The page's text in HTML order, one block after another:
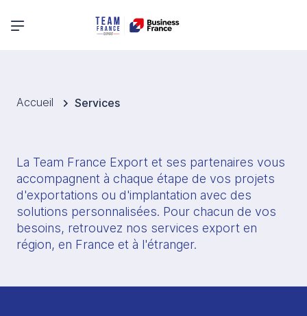
Menu principal
Accueil Services
La Team France Export et ses partenaires vous
accompagnent à chaque étape de vos projets
d'exportations ou d'implantation avec des
solutions personnalisées. Pour chacun de vos
besoins, retrouvez nos services export en
région, en France et à l'étranger.